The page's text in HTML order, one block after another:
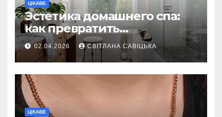
ЦІКАВЕ
Эстетика домашнего спа:
как превратить
ежедневную гигиену в
восстанавливающий
ритуал
02.04.2026 СВІТЛАНА САВІЦЬКА
ЦІКАВЕ